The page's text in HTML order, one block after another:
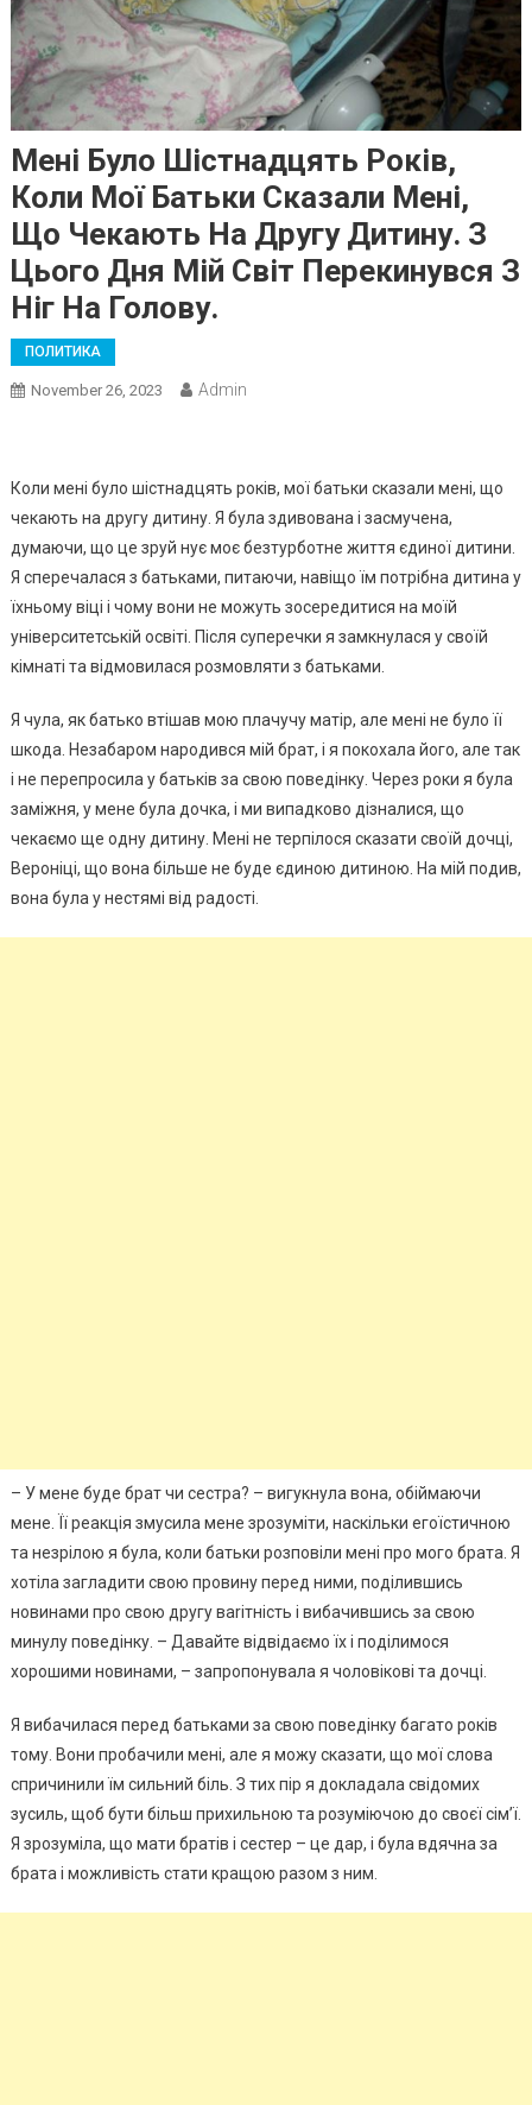
Мені Було Шістнадцять Років,
Коли Мої Батьки Сказали Мені,
Що Чекають На Другу Дитину. З
Цього Дня Мій Світ Перекинувся З
Ніг На Голову.
ПОЛИТИКА
November 26, 2023 Admin
Коли мені було шістнадцять років, мої батьки сказали мені, що
чекають на другу дитину. Я була здивована і засмучена,
думаючи, що це зруй нує моє безтурботне життя єдиної дитини.
Я сперечалася з батьками, питаючи, навіщо їм потрібна дитина у
їхньому віці і чому вони не можуть зосередитися на моїй
університетській освіті. Після суперечки я замкнулася у своїй
кімнаті та відмовилася розмовляти з батьками.
Я чула, як батько втішав мою плачучу матір, але мені не було її
шкода. Незабаром народився мій брат, і я покохала його, але так
і не перепросила у батьків за свою поведінку. Через роки я була
заміжня, у мене була дочка, і ми випадково дізналися, що
чекаємо ще одну дитину. Мені не терпілося сказати своїй дочці,
Вероніці, що вона більше не буде єдиною дитиною. На мій подив,
вона була у нестямі від радості.
– У мене буде брат чи сестра? – вигукнула вона, обіймаючи
мене. Її реакція змусила мене зрозуміти, наскільки егоїстичною
та незрілою я була, коли батьки розповіли мені про мого брата. Я
хотіла загладити свою провину перед ними, поділившись
новинами про свою другу ваrітність і вибачившись за свою
минулу поведінку. – Давайте відвідаємо їх і поділимося
хорошими новинами, – запропонувала я чоловікові та дочці.
Я вибачилася перед батьками за свою поведінку багато років
тому. Вони пробачили мені, але я можу сказати, що мої слова
спричинили їм сильний біль. З тих пір я докладала свідомих
зусиль, щоб бути більш прихильною та розуміючою до своєї сім’ї.
Я зрозуміла, що мати братів і сестер – це дар, і була вдячна за
брата і можливість стати кращою разом з ним.